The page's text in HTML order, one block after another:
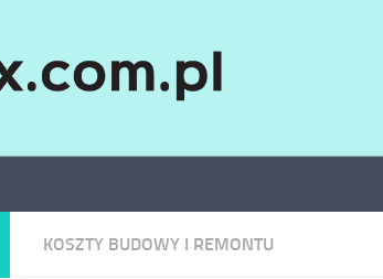
KOSZTY BUDOWY I REMONTU